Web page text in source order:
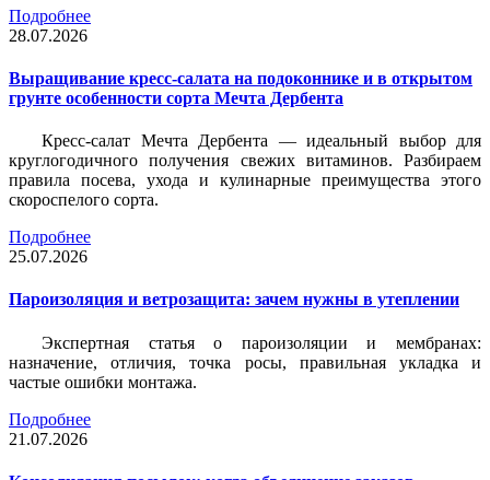
Подробнее
28.07.2026
Выращивание кресс-салата на подоконнике и в открытом
грунте особенности сорта Мечта Дербента
Кресс-салат Мечта Дербента — идеальный выбор для
круглогодичного получения свежих витаминов. Разбираем
правила посева, ухода и кулинарные преимущества этого
скороспелого сорта.
Подробнее
25.07.2026
Пароизоляция и ветрозащита: зачем нужны в утеплении
Экспертная статья о пароизоляции и мембранах:
назначение, отличия, точка росы, правильная укладка и
частые ошибки монтажа.
Подробнее
21.07.2026